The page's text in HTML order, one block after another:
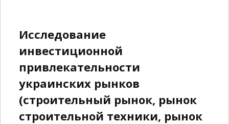
Исследование
инвестиционной
привлекательности
украинских рынков
(строительный рынок, рынок
строительной техники, рынок